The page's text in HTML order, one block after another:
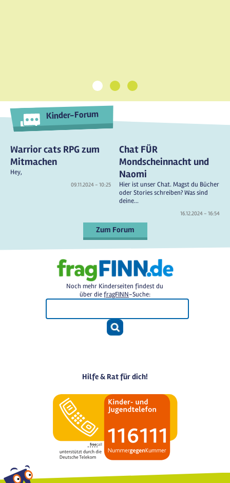
1 2 3
Kinder-Forum
Warrior cats RPG zum
Mitmachen
Hey,
09.11.2024 - 10:25
Chat FÜR
Mondscheinnacht und
Naomi
Hier ist unser Chat. Magst du Bücher
oder Stories schreiben? Was sind
deine...
16.12.2024 - 16:54
Zum Forum
Noch mehr Kinderseiten findest du
über diefragFINN-Suche:
Hilfe & Rat für dich!